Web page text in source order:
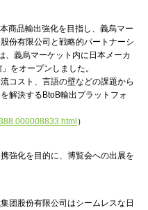
商品輸出強化を目指し、義烏マー
份有限公司と戦略的パートナーシ
、義烏マーケット内に日本メーカ
をオープンしました。
コスト、言語の壁などの課題から
解決するBtoB輸出プラットフォ
）
強化を目的に、博覧会への出展を
团股份有限公司はシームレスな日